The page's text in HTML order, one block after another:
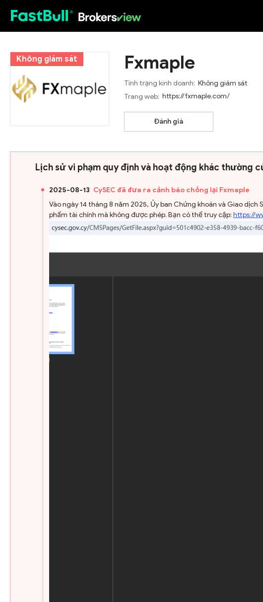
Không giám sát Fxmaple
Tình trạng kinh doanh: Không giám sát
Trang web: https://fxmaple.com/
Đánh giá
Lịch sử vi phạm quy định và hoạt động khác thường
2025-08-13 CySEC đã đưa ra cảnh báo chống lại Fxmaple
Vào ngày 14 tháng 8 năm 2025, Ủy ban Chứng khoán và Giao
phẩm tài chính mà không được phép. Bạn có thể truy cập: https://